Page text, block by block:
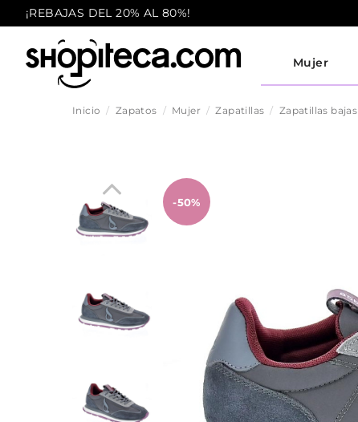
¡REBAJAS DEL 20% AL 80%!
Mujer
Inicio Zapatos Mujer Zapatillas Zapatillas bajas
-50%